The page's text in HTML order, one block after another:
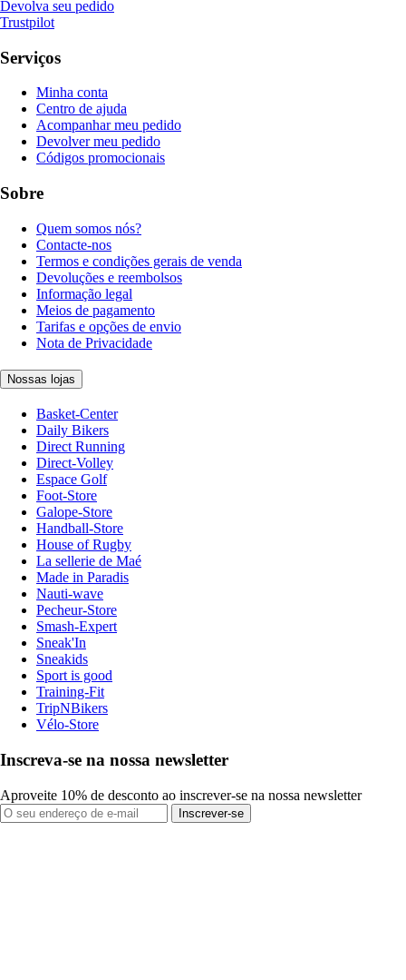
Devolva seu pedido
Trustpilot
Serviços
Minha conta
Centro de ajuda
Acompanhar meu pedido
Devolver meu pedido
Códigos promocionais
Sobre
Quem somos nós?
Contacte-nos
Termos e condições gerais de venda
Devoluções e reembolsos
Informação legal
Meios de pagamento
Tarifas e opções de envio
Nota de Privacidade
Nossas lojas
Basket-Center
Daily Bikers
Direct Running
Direct-Volley
Espace Golf
Foot-Store
Galope-Store
Handball-Store
House of Rugby
La sellerie de Maé
Made in Paradis
Nauti-wave
Pecheur-Store
Smash-Expert
Sneak'In
Sneakids
Sport is good
Training-Fit
TripNBikers
Vélo-Store
Inscreva-se na nossa newsletter
Aproveite 10% de desconto ao inscrever-se na nossa newsletter
Inscrever-se